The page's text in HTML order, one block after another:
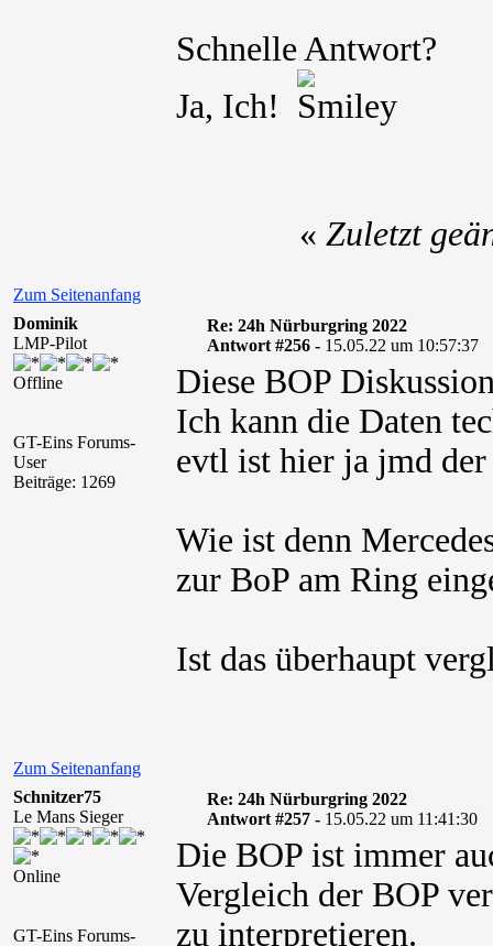
Schnelle Antwort?
Ja, Ich!
Zum Seitenanfang
« Zuletzt
Dominik
LMP-Pilot
Offline
GT-Eins Forums-
User
Beiträge: 1269
Re: 24h Nürburgring 2022
Antwort #256 - 15.05.22 um 10:57:37
Diese BOP
Ich kann die Daten
evtl ist hier ja jmd der
Wie ist denn
zur BoP am Ring
Ist das überhaupt
Zum Seitenanfang
Schnitzer75
Le Mans Sieger
Online
GT-Eins Forums-
Re: 24h Nürburgring 2022
Antwort #257 - 15.05.22 um 11:41:30
Die BOP ist immer
Vergleich der BOP
zu interpretieren.